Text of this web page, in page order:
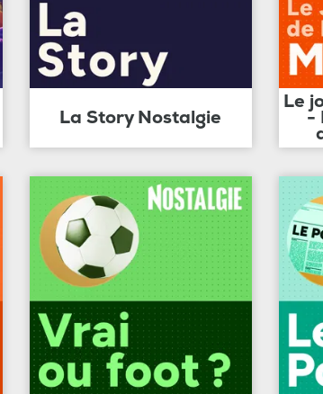
La Story Nostalgie
Le
-